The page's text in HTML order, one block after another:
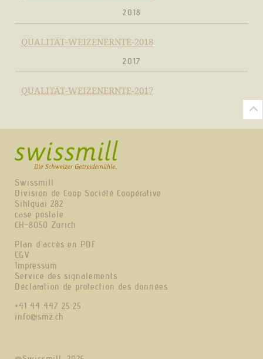
2018
QUALITÄT-WEIZENERNTE-2018
2017
QUALITÄT-WEIZENERNTE-2017
Swissmill
Division de Coop Société Coopérative
Sihlquai 282
case postale
CH-8050 Zurich
Plan d'accès en PDF
CGV
Impressum
Service des signalements
Déclaration de protection des données
+41 44 447 25 25
info@smz.ch